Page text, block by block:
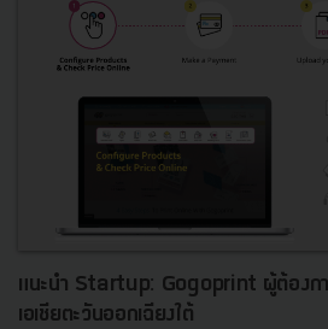
แนะนำ Startup: Gogoprint ผู้ต้องก
เอเชียตะวันออกเฉียงใต้